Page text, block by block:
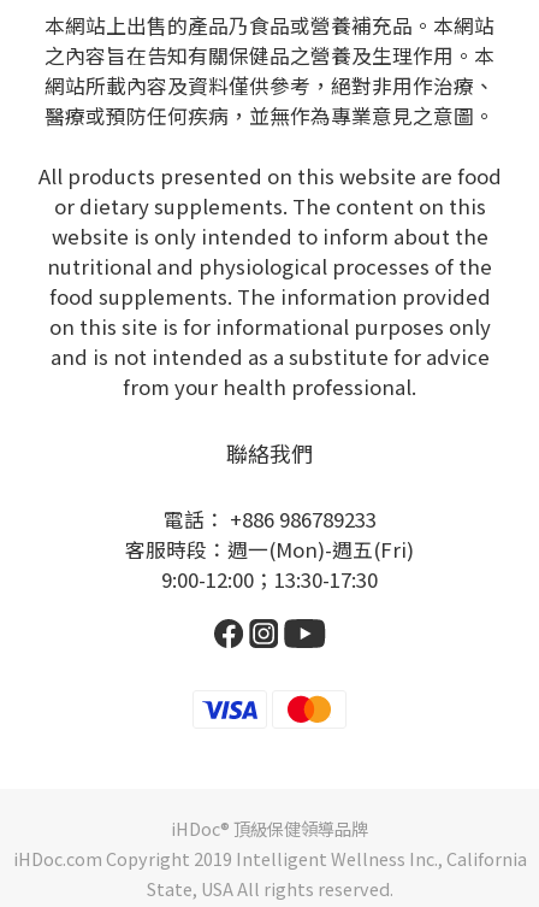
本網站上出售的產品乃食品或營養補充品。本網站
之內容旨在告知有關保健品之營養及生理作用。本
網站所載內容及資料僅供參考，絕對非用作治療、
醫療或預防任何疾病，並無作為專業意見之意圖。
All products presented on this website are food
or dietary supplements. The content on this
website is only intended to inform about the
nutritional and physiological processes of the
food supplements. The information provided
on this site is for informational purposes only
and is not intended as a substitute for advice
from your health professional.
聯絡我們
電話： +886 986789233
客服時段：週一(Mon)-週五(Fri)
9:00-12:00；13:30-17:30
iHDoc® 頂級保健領導品牌
iHDoc.com Copyright 2019 Intelligent Wellness Inc., California
State, USA All rights reserved.